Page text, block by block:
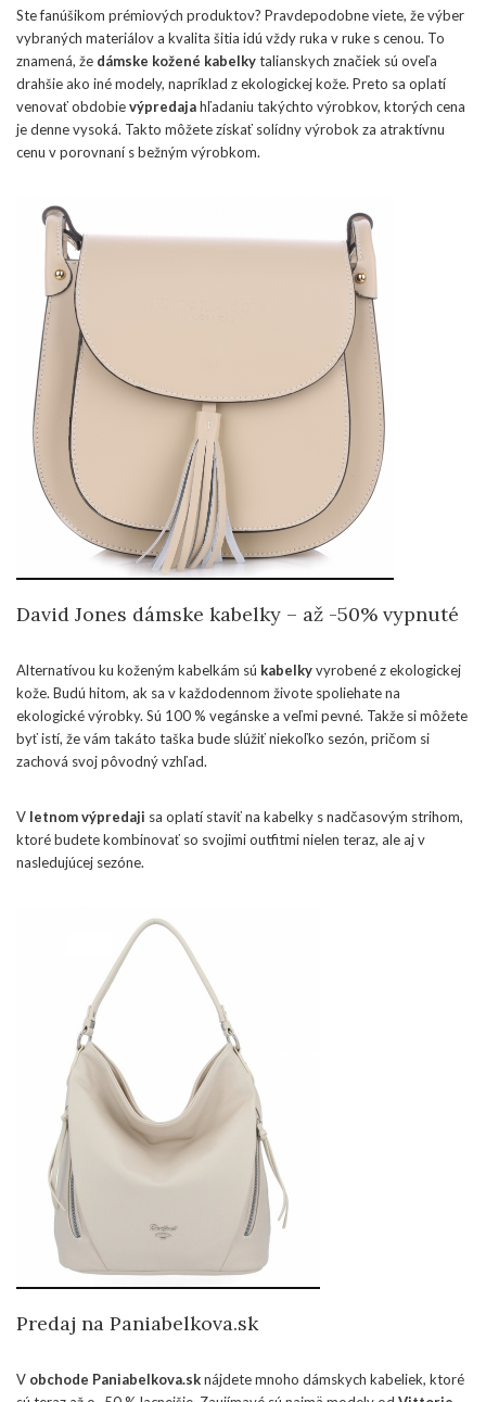
Ste fanúšikom prémiových produktov? Pravdepodobne viete, že výber
vybraných materiálov a kvalita šitia idú vždy ruka v ruke s cenou. To
znamená, že dámske kožené kabelkytalianskych značiek sú oveľa
drahšie ako iné modely, napríklad z ekologickej kože. Preto sa oplatí
venovať obdobievýpredajahľadaniu takýchto výrobkov, ktorých cena
je denne vysoká. Takto môžete získať solídny výrobok za atraktívnu
cenu v porovnaní s bežným výrobkom.
David Jones dámske kabelky – až -50% vypnuté
Alternatívou ku koženým kabelkám sú kabelkyvyrobené z ekologickej
kože. Budú hitom, ak sa v každodennom živote spoliehate na
ekologické výrobky. Sú 100 % vegánske a veľmi pevné. Takže si môžete
byť istí, že vám takáto taška bude slúžiť niekoľko sezón, pričom si
zachová svoj pôvodný vzhľad.
V letnom výpredaji sa oplatí staviť na kabelky s nadčasovým strihom,
ktoré budete kombinovať so svojimi outfitmi nielen teraz, ale aj v
nasledujúcej sezóne.
Predaj na Paniabelkova.sk
V obchode Paniabelkova.sknájdete mnoho dámskych kabeliek, ktoré